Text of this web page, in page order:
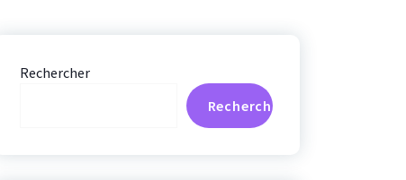
Rechercher
Rechercher